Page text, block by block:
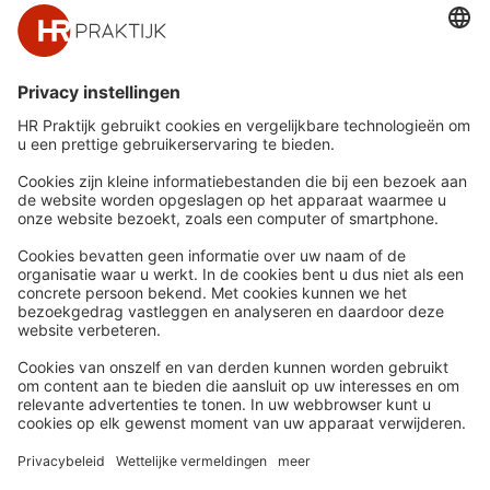
Snel naar
Nieuws
Whitepapers
Webinars
Word lid
Contact
Meer
HR Academy
HR Podcast
CHRO
HR Day
Volg Ons